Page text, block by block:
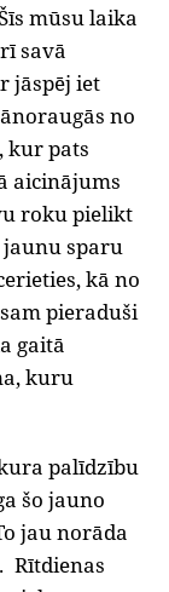
mūsu laika
savā
jāspēj iet
no
kur pats
aicinājums
roku pielikt
jaunu sparu
kā no
pieraduši
gaitā
kuru
palīdzību
šo jauno
jau norāda
Rītdienas